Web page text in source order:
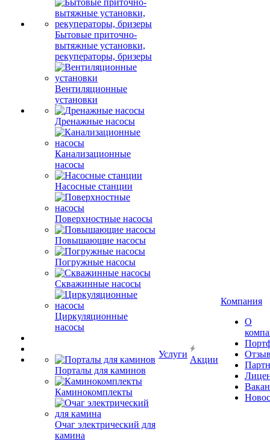
Бытовые приточно-
вытяжные установки,
рекуператоры, бризеры
Вентиляционные
установки
Дренажные насосы
Канализационные
насосы
Насосные станции
Поверхностные насосы
Повышающие насосы
Погружные насосы
Скважинные насосы
Циркуляционные
насосы
Порталы для каминов
Каминокомплекты
Очаг электрический для
камина
Услуги
Акции
Компания
О